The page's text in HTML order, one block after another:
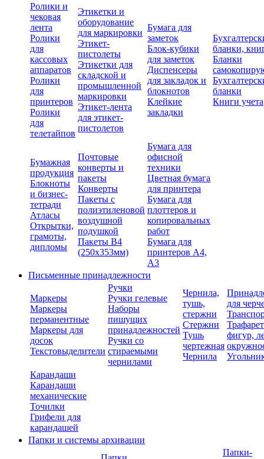
Ролики и
чековая
лента
Ролики
для
кассовых
аппаратов
Ролики
для
принтеров
Ролики
для
телетайпов
Этикетки и
оборудование
для маркировки
Этикет-
пистолеты
Этикетки для
складской и
промышленной
маркировки
Этикет-лента
для этикет-
пистолетов
Бумага для
заметок
Блок-кубики
для заметок
Диспенсеры
для закладок и
блокнотов
Клейкие
закладки
бланки,
Бланки
бланки
Книги учета
Бумажная
продукция
Блокноты
и бизнес-
тетради
Атласы
Открытки,
грамоты,
дипломы
Почтовые
конверты и
пакеты
Конверты
Пакеты с
полиэтиленовой
воздушной
подушкой
Пакеты В4
(250х353мм)
Бумага для
офисной
техники
Цветная бумага
для принтера
Бумага для
плоттеров и
копировальных
работ
Бумага для
принтеров А4,
А3
Письменные принадлежности
Маркеры
Маркеры
перманентные
Маркеры для
досок
Текстовыделители
Ручки
Ручки гелевые
Наборы
пишущих
принадлежностей
Ручки со
стираемыми
чернилами
Чернила,
тушь,
стержни
Стержни
Тушь
чертежная
Чернила
для
фигур,
Карандаши
Карандаши
механические
Точилки
Грифели для
карандашей
Папки и системы архивации
Папки-